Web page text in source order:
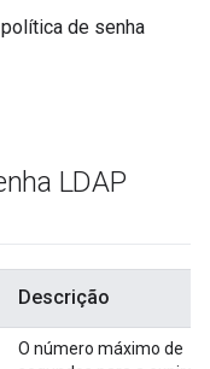
de senha
LDAP
Descrição
O número máximo de